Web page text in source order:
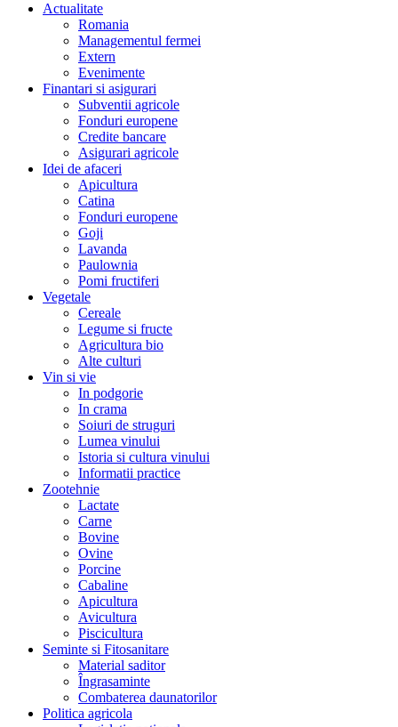
Actualitate
Romania
Managementul fermei
Extern
Evenimente
Finantari si asigurari
Subventii agricole
Fonduri europene
Credite bancare
Asigurari agricole
Idei de afaceri
Apicultura
Catina
Fonduri europene
Goji
Lavanda
Paulownia
Pomi fructiferi
Vegetale
Cereale
Legume si fructe
Agricultura bio
Alte culturi
Vin si vie
In podgorie
In crama
Soiuri de struguri
Lumea vinului
Istoria si cultura vinului
Informatii practice
Zootehnie
Lactate
Carne
Bovine
Ovine
Porcine
Cabaline
Apicultura
Avicultura
Piscicultura
Seminte si Fitosanitare
Material saditor
Îngrasaminte
Combaterea daunatorilor
Politica agricola